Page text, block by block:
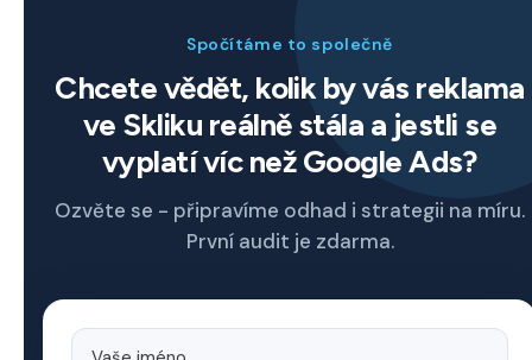
Spočítáme to společně
Chcete vědět, kolik by vás reklama
ve Skliku reálně stála a jestli se
vyplatí víc než Google Ads?
Ozvěte se - připravíme odhad i strategii na míru.
První audit je zdarma.